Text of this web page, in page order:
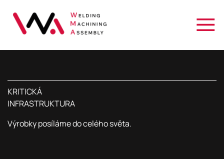
WMA
Brno
Welding
KRITICKÁ
INFRASTRUKTURA
Výrobkyposíláme do celéhosvěta.